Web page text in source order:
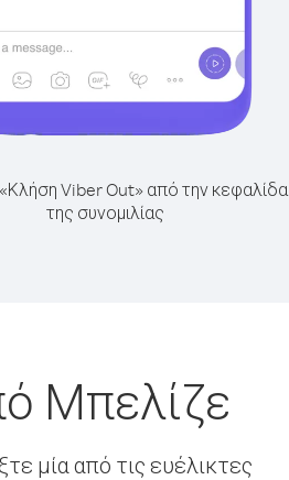
Viber Out» από την κεφαλίδα
της συνομιλίας
Μπελίζε
μία από τις ευέλικτες